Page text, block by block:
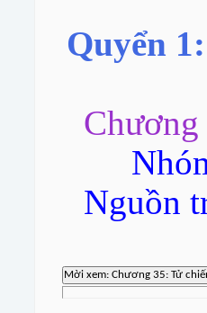
Quyển
Nguồn